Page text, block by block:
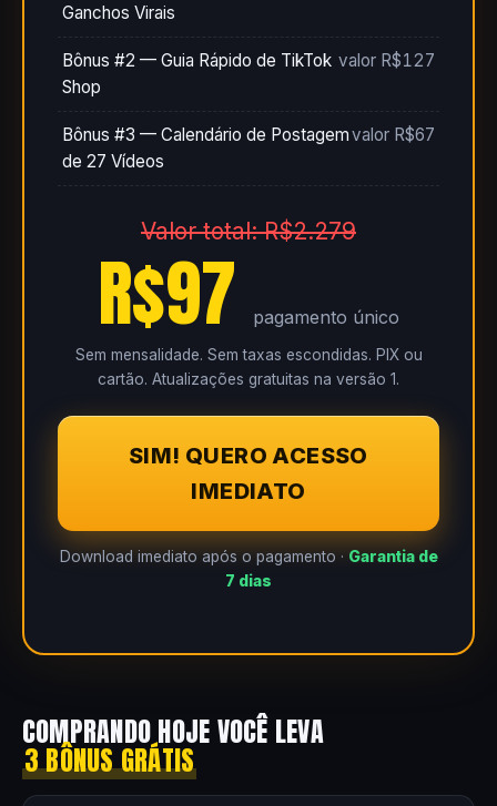
Ganchos Virais
Bônus #2 — Guia Rápido de TikTok
Shop
valor R$127
Bônus #3 — Calendário de Postagem
de 27 Vídeos
valor R$67
Valor total: R$2.279
R$97 pagamento único
Sem mensalidade. Sem taxas escondidas. PIX ou
cartão. Atualizações gratuitas na versão 1.
SIM! QUERO ACESSO
IMEDIATO
Download imediato após o pagamento · Garantia de
7 dias
COMPRANDO HOJE VOCÊ LEVA
3 BÔNUS GRÁTIS